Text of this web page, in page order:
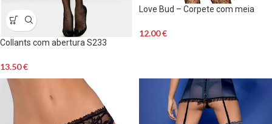
Collants com abertura S233
13.50€
Love Bud – Corpete com meia
12.00€